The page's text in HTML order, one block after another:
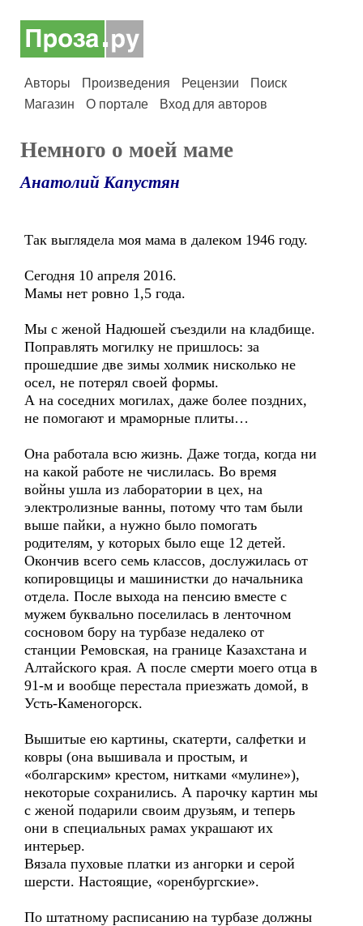
Авторы Произведения Рецензии
Поиск
Магазин
О портале Вход для авторов
Немного о моей маме
Анатолий Капустян
Так выглядела моя мама в далеком 1946 году.
Сегодня 10 апреля 2016.
Мамы нет ровно 1,5 года.
Мы с женой Надюшей съездили на кладбище.
Поправлять могилку не пришлось: за
прошедшие две зимы холмик нисколько не
осел, не потерял своей формы.
А на соседних могилах, даже более поздних,
не помогают и мраморные плиты…
Она работала всю жизнь. Даже тогда, когда ни
на какой работе не числилась. Во время
войны ушла из лаборатории в цех, на
электролизные ванны, потому что там были
выше пайки, а нужно было помогать
родителям, у которых было еще 12 детей.
Окончив всего семь классов, дослужилась от
копировщицы и машинистки до начальника
отдела. После выхода на пенсию вместе с
мужем буквально поселилась в ленточном
сосновом бору на турбазе недалеко от
станции Ремовская, на границе Казахстана и
Алтайского края. А после смерти моего отца в
91-м и вообще перестала приезжать домой, в
Усть-Каменогорск.
Вышитые ею картины, скатерти, салфетки и
ковры (она вышивала и простым, и
«болгарским» крестом, нитками «мулине»),
некоторые сохранились. А парочку картин мы
с женой подарили своим друзьям, и теперь
они в специальных рамах украшают их
интерьер.
Вязала пуховые платки из ангорки и серой
шерсти. Настоящие, «оренбургские».
По штатному расписанию на турбазе должны